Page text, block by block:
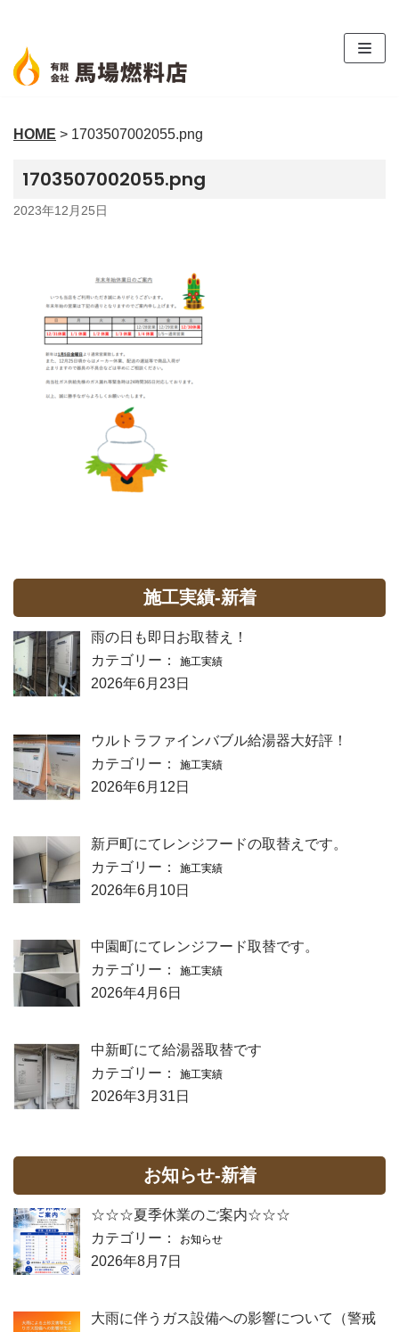
ン
テ
ン
へ
キ
ッ
HOME > 1703507002055.png
1703507002055.png
2023年12月25日
施工実績-新着
雨の日も即日お取替え！
カテゴリー：
施工実績
2026年6月23日
ウルトラファインバブル給湯器大好評！
カテゴリー：
施工実績
2026年6月12日
新戸町にてレンジフードの取替えです。
カテゴリー：
施工実績
2026年6月10日
中園町にてレンジフード取替です。
カテゴリー：
施工実績
2026年4月6日
中新町にて給湯器取替です
カテゴリー：
施工実績
2026年3月31日
お知らせ-新着
☆☆☆夏季休業のご案内☆☆☆
カテゴリー：
お知らせ
2026年8月7日
大雨に伴うガス設備への影響について（警戒